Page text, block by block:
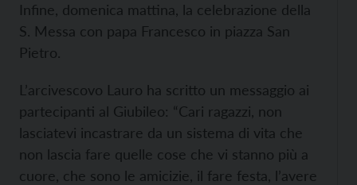
Infine, domenica mattina, la celebrazione della
S. Messa con papa Francesco in piazza San
Pietro.
L’arcivescovo Lauro ha scritto un messaggio ai
partecipanti al Giubileo: “Cari ragazzi, non
lasciatevi incastrare da un sistema di vita che
non lascia fare quelle cose che vi stanno più a
cuore, che sono le amicizie, il fare festa, l’avere